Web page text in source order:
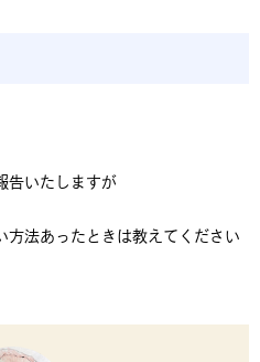
告いたしますが
方法あったときは教えてください